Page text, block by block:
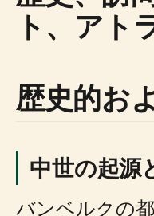
ト、アト
歴史的お
中世の起源
バンベルクの